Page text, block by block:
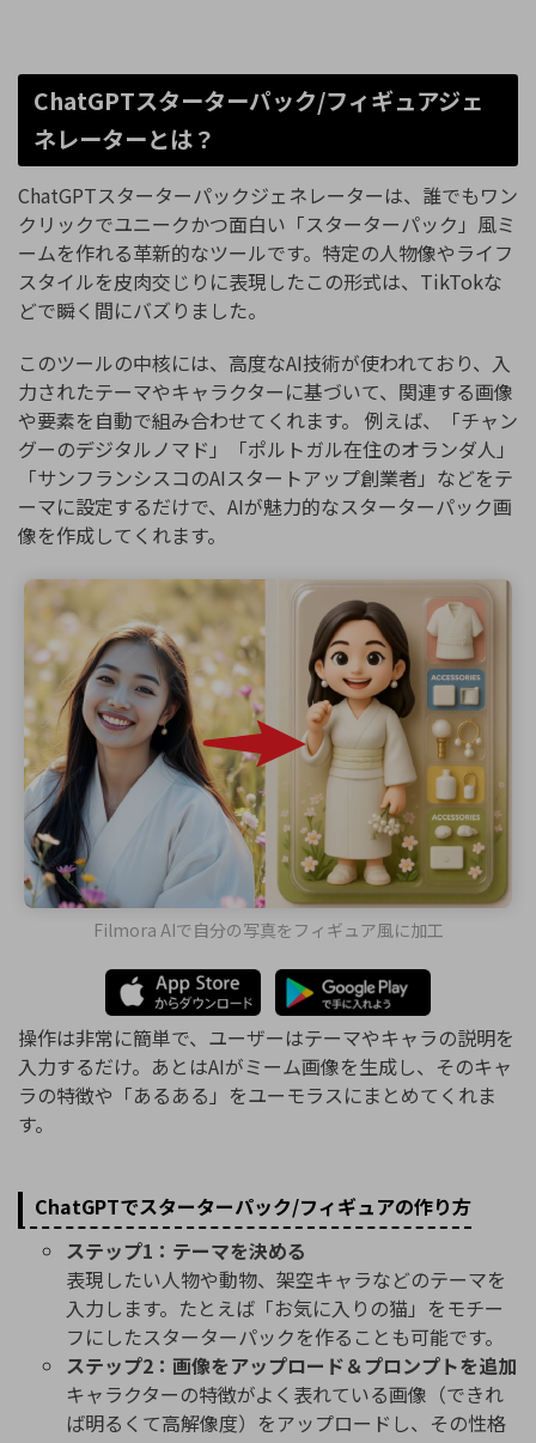
ChatGPTスターターパック/フィギュアジェ
ネレーターとは？
ChatGPTスターターパックジェネレーターは、誰でもワン
クリックでユニークかつ面白い「スターターパック」風ミ
ームを作れる革新的なツールです。特定の人物像やライフ
スタイルを皮肉交じりに表現したこの形式は、TikTokな
どで瞬く間にバズりました。
このツールの中核には、高度なAI技術が使われており、入
力されたテーマやキャラクターに基づいて、関連する画像
や要素を自動で組み合わせてくれます。 例えば、「チャン
グーのデジタルノマド」「ポルトガル在住のオランダ人」
「サンフランシスコのAIスタートアップ創業者」などをテ
ーマに設定するだけで、AIが魅力的なスターターパック画
像を作成してくれます。
Filmora AIで自分の写真をフィギュア風に加工
操作は非常に簡単で、ユーザーはテーマやキャラの説明を
入力するだけ。あとはAIがミーム画像を生成し、そのキャ
ラの特徴や「あるある」をユーモラスにまとめてくれま
す。
ChatGPTでスターターパック/フィギュアの作り方
ステップ1：テーマを決める
表現したい人物や動物、架空キャラなどのテーマを
入力します。たとえば「お気に入りの猫」をモチー
フにしたスターターパックを作ることも可能です。
ステップ2：画像をアップロード＆プロンプトを追加
キャラクターの特徴がよく表れている画像（できれ
ば明るくて高解像度）をアップロードし、その性格